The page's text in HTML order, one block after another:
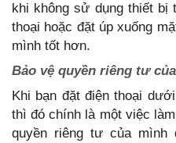
khi không sử dụng thiết bị
thoại hoặc đặt úp xuống
mình tốt hơn.
Bảo vệ quyền riêng tư
Khi bạn đặt điện thoại
thì đó chính là một việc
quyền riêng tư của mình